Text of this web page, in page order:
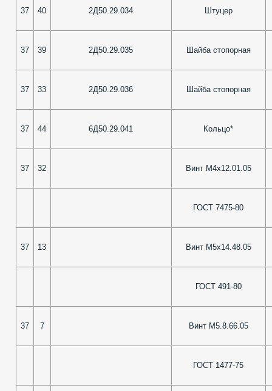
37 40 2Д50.29.034 Штуцер
37 39 2Д50.29.035 Шайба стопорная
37 33 2Д50.29.036 Шайба стопорная
37 44 6Д50.29.041 Кольцо*
37 32 Винт М4х12.01.05
ГОСТ 7475-80
37 13 Винт М5х14.48.05
ГОСТ 491-80
37 7 Винт М5.8.66.05
ГОСТ 1477-75